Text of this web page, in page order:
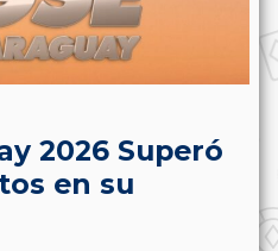
2026 Superó
en su